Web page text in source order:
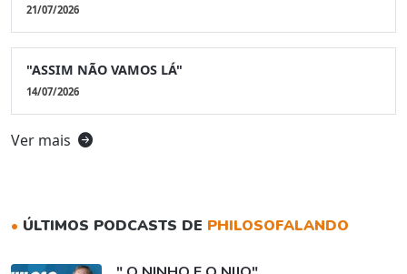
21/07/2026
"ASSIM NÃO VAMOS LÁ"
14/07/2026
Ver mais
• ÚLTIMOS PODCASTS DE PHILOSOFALANDO